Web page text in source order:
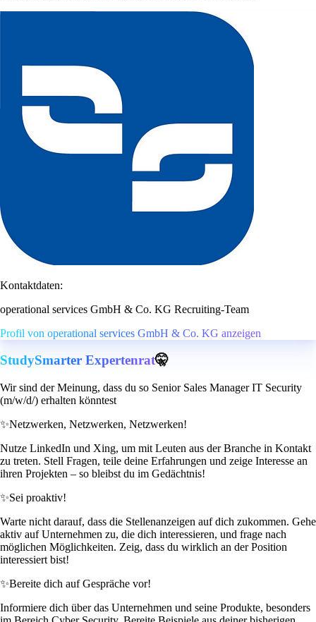
Kontaktdaten:
operational services GmbH & Co. KG Recruiting-Team
Profil von operational services GmbH & Co. KG anzeigen
StudySmarter Expertenrat🤫
Wir sind der Meinung, dass du so Senior Sales Manager IT Security
(m/w/d/) erhalten könntest
✨Netzwerken, Netzwerken, Netzwerken!
Nutze LinkedIn und Xing, um mit Leuten aus der Branche in Kontakt
zu treten. Stell Fragen, teile deine Erfahrungen und zeige Interesse an
ihren Projekten – so bleibst du im Gedächtnis!
✨Sei proaktiv!
Warte nicht darauf, dass die Stellenanzeigen auf dich zukommen. Gehe
aktiv auf Unternehmen zu, die dich interessieren, und frage nach
möglichen Möglichkeiten. Zeig, dass du wirklich an der Position
interessiert bist!
✨Bereite dich auf Gespräche vor!
Informiere dich über das Unternehmen und seine Produkte, besonders